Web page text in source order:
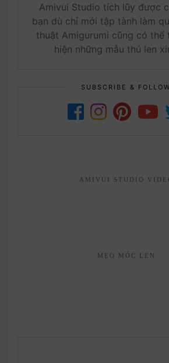
Amivui Studio tích lũy được
bạn dù chỉ mới tập tành làm
thuật Amigurumi cũng có thể
hiện những mẫu thú len
SUBSCRIBE & FOLLOW
AMIVUI STUDIO
MẸO MÓC LEN